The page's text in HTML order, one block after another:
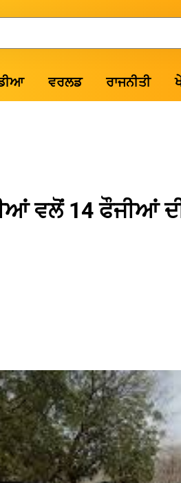
ਵਰਲਡ ਰਾਜਨੀਤੀ
ਵਲੋਂ 14 ਫੌਜੀਆਂ